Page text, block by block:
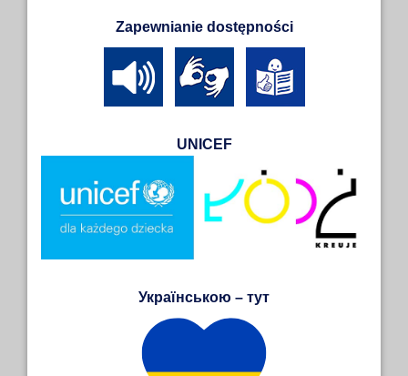
Zapewnianie dostępności
UNICEF
Українською – тут